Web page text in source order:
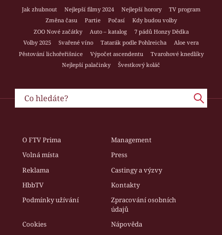
Jak zhubnout Nejlepší filmy 2024 Nejlepší horory
TV program
Změna času
Partie Počasí
Kdy budou volby
ZOO Nové začátky
Auto – katalog
7 pádů Honzy Dědka
Volby 2025
Svařené víno Tatarák podle Pohlreicha
Aloe vera
Pěstování lichořeřišnice
Výpočet ascendentu
Tvarohové knedlíky
Nejlepší palačinky
Švestkový koláč
O FTV Prima
Management
Volná místa
Press
Reklama
Castingy a výzvy
HbbTV
Kontakty
Podmínky užívání
Zpracování osobních
údajů
Cookies
Nápověda